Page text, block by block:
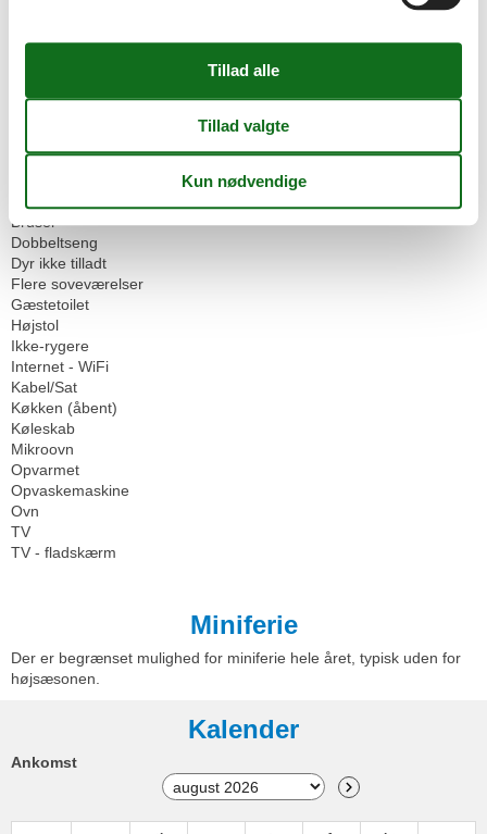
Bad/toilet
Balkon
Bruser
Dobbeltseng
Dyr ikke tilladt
Flere soveværelser
Gæstetoilet
Højstol
Ikke-rygere
Internet - WiFi
Kabel/Sat
Køkken (åbent)
Køleskab
Mikroovn
Opvarmet
Opvaskemaskine
Ovn
TV
TV - fladskærm
Miniferie
Der er begrænset mulighed for miniferie hele året, typisk uden for
højsæsonen.
Kalender
Ankomst